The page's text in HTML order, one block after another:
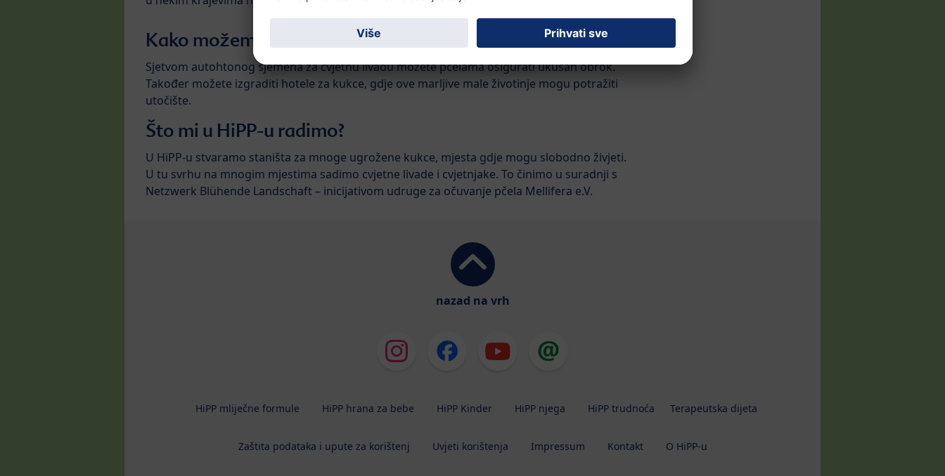
Kako možemo pomoći pčelama?
Sjetvom autohtonog sjemena za cvjetnu livadu možete pčelama osigurati ukusan obrok.
Također možete izgraditi hotele za kukce, gdje ove marljive male životinje mogu potražiti
utočište.
Što mi u HiPP-u radimo?
U HiPP-u stvaramo staništa za mnoge ugrožene kukce, mjesta gdje mogu slobodno živjeti.
U tu svrhu na mnogim mjestima sadimo cvjetne livade i cvjetnjake. To činimo u suradnji s
Netzwerk Blühende Landschaft – inicijativom udruge za očuvanje pčela Mellifera e.V.
nazad na vrh
HiPP mliječne formule HiPP hrana za bebe HiPP Kinder HiPP njega HiPP trudnoća Terapeutska dijeta
Zaštita podataka i upute za korištenj Uvjeti korištenja Impressum Kontakt O HiPP-u